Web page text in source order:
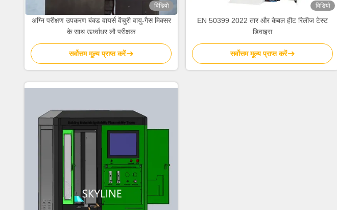
विडियो
अग्नि परीक्षण उपकरण बंक्ड वायर्स वेंचुरी वायु-गैस मिक्सर
के साथ ऊर्ध्वाधर लौ परीक्षक
सर्वोत्तम मूल्य प्राप्त करें
विडियो
EN 50399 2022 तार और केबल हीट रिलीज टेस्ट
डिवाइस
सर्वोत्तम मूल्य प्राप्त करें